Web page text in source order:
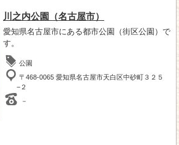
川之内公園（名古屋市）
愛知県名古屋市にある都市公園（街区公園）で
す。
公園
〒468-0065 愛知県名古屋市天白区中砂町３２５
−２
－